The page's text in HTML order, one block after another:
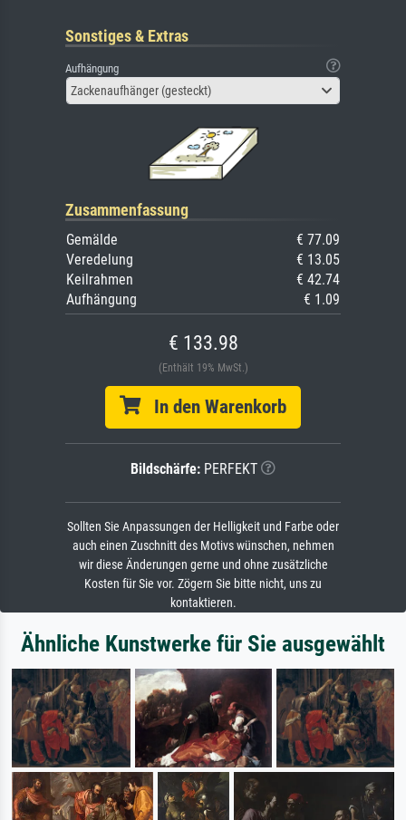
Sonstiges & Extras
Aufhängung
Zackenaufhänger (gesteckt)
Zusammenfassung
Gemälde
€ 77.09
Veredelung
€ 13.05
Keilrahmen
€ 42.74
Aufhängung
€ 1.09
€ 133.98
(Enthält 19% MwSt.)
In den Warenkorb
Bildschärfe: PERFEKT
Sollten Sie Anpassungen der Helligkeit und Farbe oder
auch einen Zuschnitt des Motivs wünschen, nehmen
wir diese Änderungen gerne und ohne zusätzliche
Kosten für Sie vor. Zögern Sie bitte nicht, uns zu
kontaktieren.
Ähnliche Kunstwerke für Sie ausgewählt